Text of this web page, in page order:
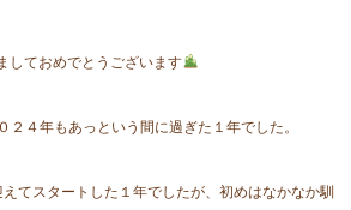
しておめでとうございます
２４年もあっという間に過ぎた１年でした。
てスタートした１年でしたが、初めはなかなか馴